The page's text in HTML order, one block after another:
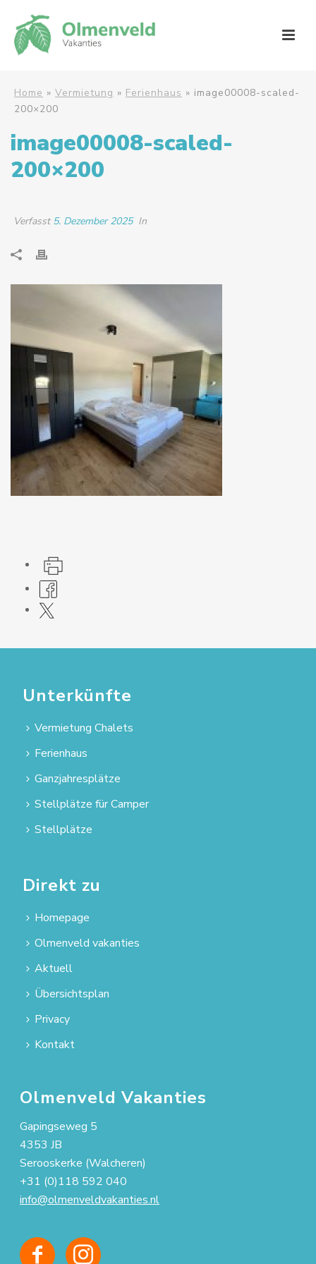
Home » Vermietung » Ferienhaus » image00008-scaled-
200×200
image00008-scaled-
200×200
Verfasst 5. Dezember 2025 In
Unterkünfte
Vermietung Chalets
Ferienhaus
Ganzjahresplätze
Stellplätze für Camper
Stellplätze
Direkt zu
Homepage
Olmenveld vakanties
Aktuell
Übersichtsplan
Privacy
Kontakt
Olmenveld Vakanties
Gapingseweg 5
4353 JB
Serooskerke (Walcheren)
+31 (0)118 592 040
info@olmenveldvakanties.nl